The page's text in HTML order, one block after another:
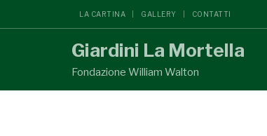
LA CARTINA GALLERY CONTATTI
Giardini La Mortella
Fondazione William Walton